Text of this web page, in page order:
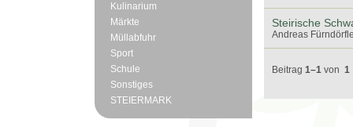
Kulinarium
Märkte
Müllabfuhr
Sport
Schule
Sonstiges
STEIERMARK
Steirische
Andreas
Beitrag 1–1 von 1